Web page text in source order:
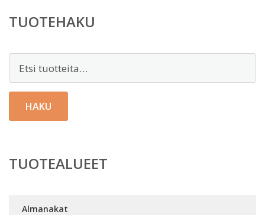
TUOTEHAKU
HAKU
TUOTEALUEET
Almanakat